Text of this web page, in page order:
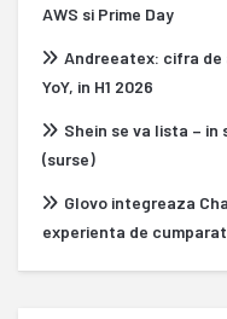
AWS si Prime Day
Andreeatex: cifra de
YoY, in H1 2026
Shein se va lista – in
(surse)
Glovo integreaza
experienta de